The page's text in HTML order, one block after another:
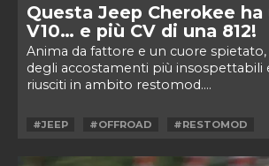
Questa Jeep Cherokee ha
V10… e più CV di una 812!
Anima da fattore e un cuore
degli accostamenti più insospettabili
riusciti in ambito restomod....
#JEEP #OFFROAD #RESTOMOD